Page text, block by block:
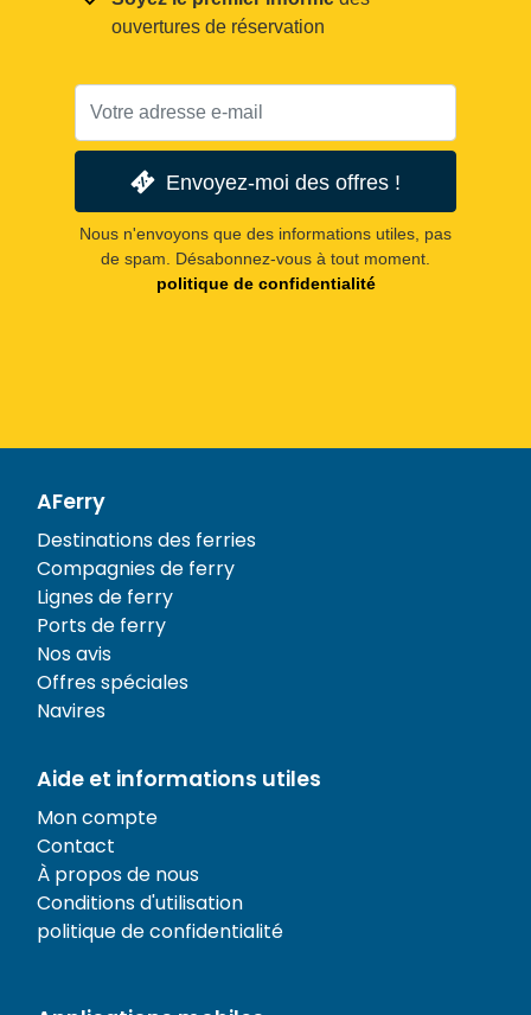
ouvertures de réservation
Envoyez-moi des offres !
Nous n'envoyons que des informations utiles, pas
de spam. Désabonnez-vous à tout moment.
politique de confidentialité
AFerry
Destinations des ferries
Compagnies de ferry
Lignes de ferry
Ports de ferry
Nos avis
Offres spéciales
Navires
Aide et informations utiles
Mon compte
Contact
À propos de nous
Conditions d'utilisation
politique de confidentialité